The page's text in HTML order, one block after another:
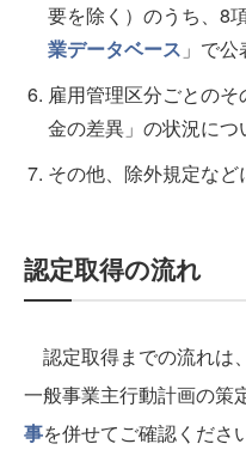
要を除く）のうち、8
業データベース 」で
雇用管理区分ごとの
金の差異」の状況につ
その他、除外規定な
認定取得の流れ
認定取得までの流れは
一般事業主行動計画の策
事を併せてご確認くださ